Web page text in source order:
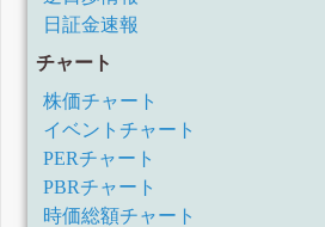
日)
四半期報告書-第39期第1四半期(平成30年4
有価証券報告書-第38期(平成29年4月1日-平
四半期報告書-第38期第3四半期(平成29年10
日)
四半期報告書-第38期第2四半期(平成29年7
四半期報告書-第38期第1四半期(平成29年4
日証金速報
チャート
株価チャート
イベントチャート
PERチャート
PBRチャート
時価総額チャート